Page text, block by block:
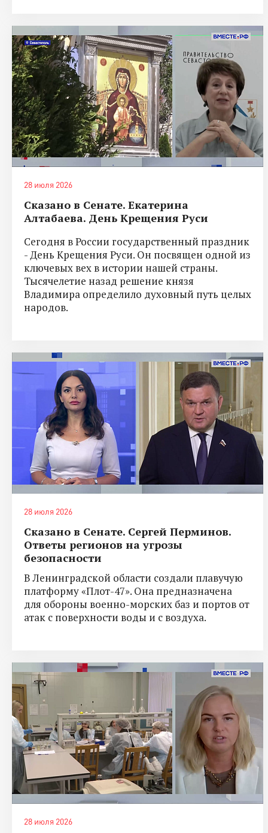
28 июля 2026
Сказано в Сенате. Екатерина
Алтабаева. День Крещения Руси
Сегодня в России государственный праздник
- День Крещения Руси. Он посвящен одной из
ключевых вех в истории нашей страны.
Тысячелетие назад решение князя
Владимира определило духовный путь целых
народов.
28 июля 2026
Сказано в Сенате. Сергей Перминов.
Ответы регионов на угрозы
безопасности
В Ленинградской области создали плавучую
платформу «Плот-47». Она предназначена
для обороны военно-морских баз и портов от
атак с поверхности воды и с воздуха.
28 июля 2026